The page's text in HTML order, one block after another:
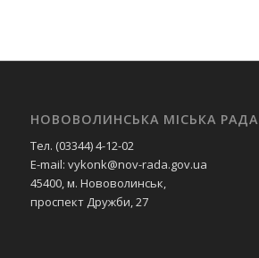
НОВОВОЛИНСЬКА МІСЬКА РАДА
Тел. (03344) 4-12-02
E-mail: vykonk@nov-rada.gov.ua
45400, м. Нововолинськ,
проспект Дружби, 27